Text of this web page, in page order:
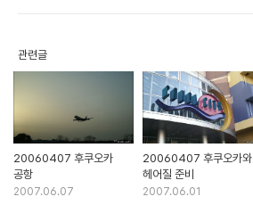
관련글
20060407 후쿠오카
공항
2007.06.07
20060407 후쿠오카와
헤어질 준비
2007.06.01